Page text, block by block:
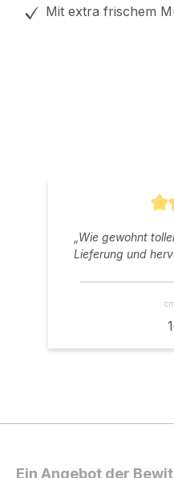
Mit extra frischem
„Wie gewohnt
Lieferung und
Ein Angebot der